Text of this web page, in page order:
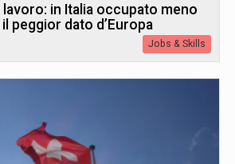
lavoro: in Italia occupato meno
peggior dato d’Europa
Jobs & Skills